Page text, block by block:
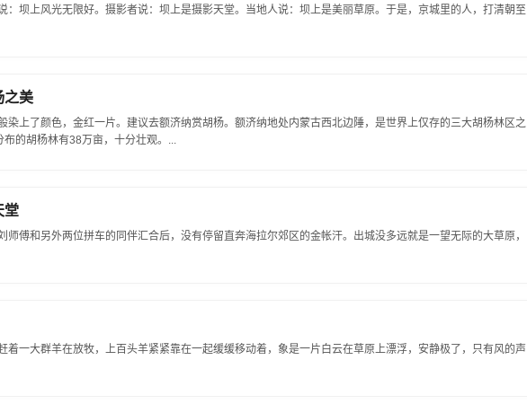
：坝上风光无限好。摄影者说：坝上是摄影天堂。当地人说：坝上是美丽草原。于是，京城里的人，打清朝至
之美
染上了颜色，金红一片。建议去额济纳赏胡杨。额济纳地处内蒙古西北边陲，是世界上仅存的三大胡杨林区之
布的胡杨林有38万亩，十分壮观。...
堂
师傅和另外两位拼车的同伴汇合后，没有停留直奔海拉尔郊区的金帐汗。出城没多远就是一望无际的大草原，
着一大群羊在放牧，上百头羊紧紧靠在一起缓缓移动着，象是一片白云在草原上漂浮，安静极了，只有风的声